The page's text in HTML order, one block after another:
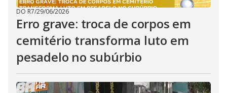
DO R7/29/06/2026
Erro grave: troca de corpos em
cemitério transforma luto em
pesadelo no subúrbio